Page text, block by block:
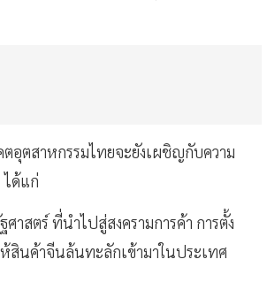
อุตสาหกรรมไทยจะยังเผชิญกับความ
ได้แก่
ศาสตร์ ที่นำไปสู่สงครามการค้า การตั้ง
สินค้าจีนล้นทะลักเข้ามาในประเทศ